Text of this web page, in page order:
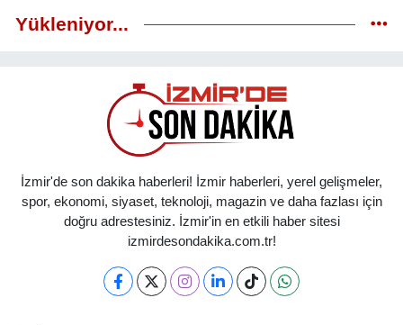
Yükleniyor...
İzmir'de son dakika haberleri! İzmir haberleri, yerel gelişmeler,
spor, ekonomi, siyaset, teknoloji, magazin ve daha fazlası için
doğru adrestesiniz. İzmir'in en etkili haber sitesi
izmirdesondakika.com.tr!